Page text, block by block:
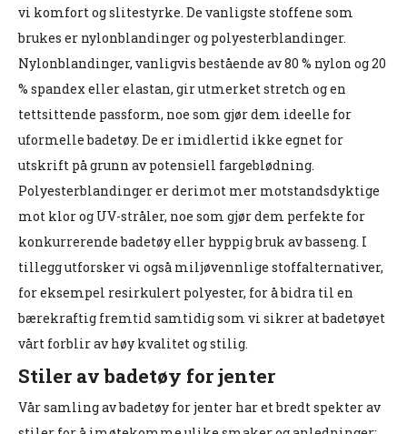
vi komfort og slitestyrke. De vanligste stoffene som
brukes er nylonblandinger og polyesterblandinger.
Nylonblandinger, vanligvis bestående av 80 % nylon og 20
% spandex eller elastan, gir utmerket stretch og en
tettsittende passform, noe som gjør dem ideelle for
uformelle badetøy. De er imidlertid ikke egnet for
utskrift på grunn av potensiell fargeblødning.
Polyesterblandinger er derimot mer motstandsdyktige
mot klor og UV-stråler, noe som gjør dem perfekte for
konkurrerende badetøy eller hyppig bruk av basseng. I
tillegg utforsker vi også miljøvennlige stoffalternativer,
for eksempel resirkulert polyester, for å bidra til en
bærekraftig fremtid samtidig som vi sikrer at badetøyet
vårt forblir av høy kvalitet og stilig.
Stiler av badetøy for jenter
Vår samling av badetøy for jenter har et bredt spekter av